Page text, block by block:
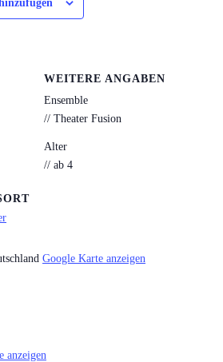
Google Karte anzeigen
anzeigen
WEITERE ANGABEN
Ensemble
// Theater Fusion
Alter
// ab 4